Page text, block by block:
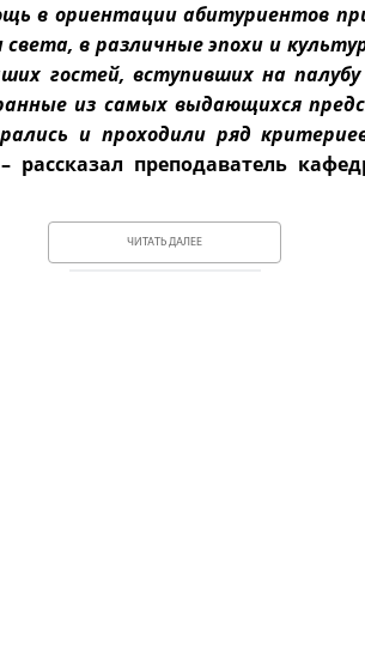
в ориентации абитуриентов
в различные эпохи и
гостей, вступивших на палубу
из самых выдающихся
и проходили ряд
рассказал преподаватель
ЧИТАТЬ ДАЛЕЕ